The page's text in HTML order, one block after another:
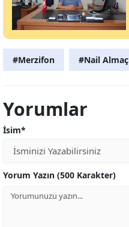
#Merzifon #Nail Almaç
Yorumlar
İsim*
Yorum Yazın (500 Karakter)